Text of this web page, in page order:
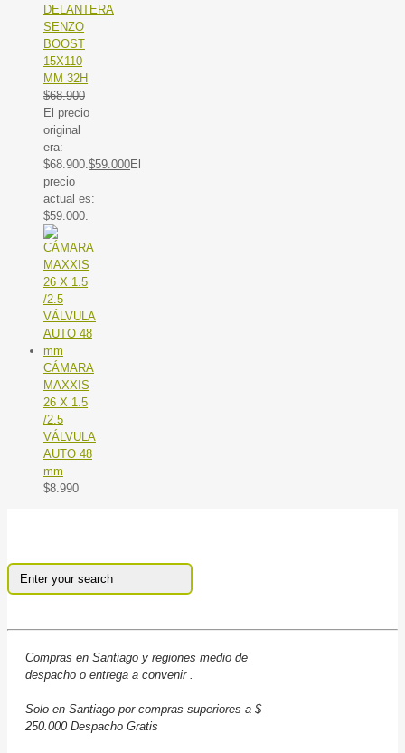
DELANTERA
SENZO
BOOST
15X110
MM 32H
$68.900
El precio
original
era:
$68.900. $59.000El
precio
actual es:
$59.000.
CÁMARA
MAXXIS
26 X 1.5
/2.5
VÁLVULA
AUTO 48
mm
$8.990
Compras en Santiago y regiones medio de
despacho o entrega a convenir .
Solo en Santiago por compras superiores a $
250.000 Despacho Gratis